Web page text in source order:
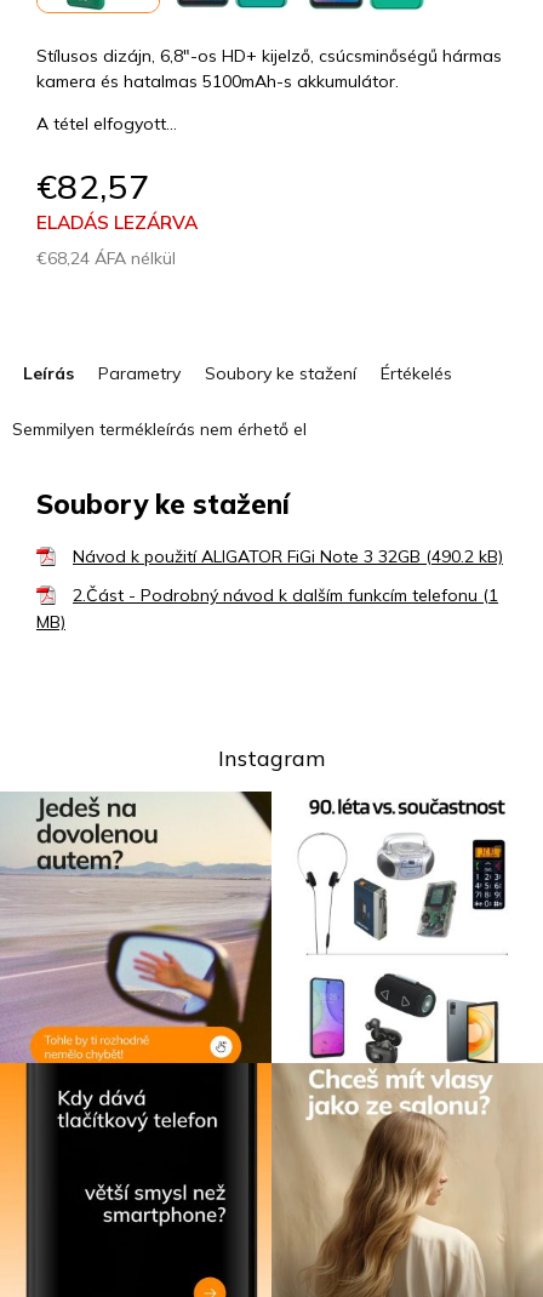
€82,57
ELADÁS LEZÁRVA
€68,24 ÁFA nélkül
A tétel elfogyott…
Stílusos dizájn, 6,8"-os HD+ kijelző, csúcsminőségű hármas
kamera és hatalmas 5100mAh-s akkumulátor.
Leírás Parametry Soubory ke stažení Értékelés
Semmilyen termékleírás nem érhető el
Soubory ke stažení
Návod k použití ALIGATOR FiGi Note 3 32GB (490.2 kB)
2.Část - Podrobný návod k dalším funkcím telefonu (1
MB)
Instagram